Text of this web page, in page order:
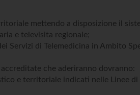
mettendo a disposizione il
e televisita regionale;
Servizi di Telemedicina in Ambito
che aderiranno dovranno:
e territoriale indicati nelle Linee